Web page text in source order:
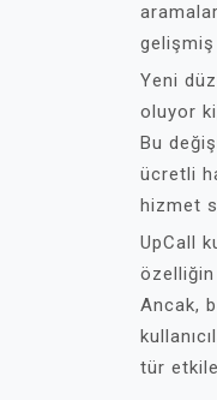
Yeni
oluyor
Bu
ücretli
hizmet
UpCall
özelliğin
Ancak,
tür